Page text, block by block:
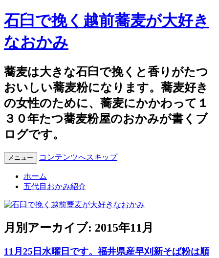
石臼で挽く越前蕎麦が大好き
なおかみ
蕎麦は大きな石臼で挽くと香りがたつ
おいしい蕎麦粉になります。蕎麦好き
の女性のために、蕎麦にかかわって１
３０年たつ蕎麦粉屋のおかみが書くブ
ログです。
メニュー コンテンツへスキップ
ホーム
五代目おかみ紹介
月別アーカイブ: 2015年11月
11月25日水曜日です。福井県産早刈新そば粉は順